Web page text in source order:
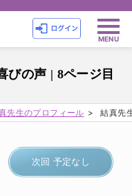
びの声 | 8ページ目
先生のプロフィール 結真先
次回 予定なし